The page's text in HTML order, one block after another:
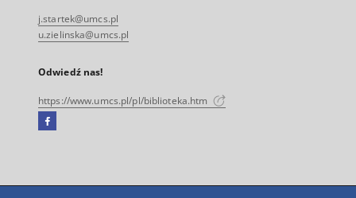
j.startek@umcs.pl
u.zielinska@umcs.pl
Odwiedź nas!
https://www.umcs.pl/pl/biblioteka.htm
Facebook
się